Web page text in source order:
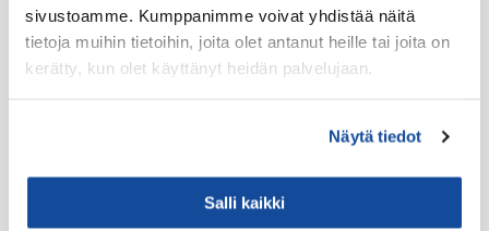
sivustoamme. Kumppanimme voivat yhdistää näitä
tietoja muihin tietoihin, joita olet antanut heille tai joita on
kerätty, kun olet käyttänyt heidän palvelujaan.
Näytä tiedot
Salli kaikki
Lataustarvikkeet
Lisäosat ja tarvikkeet
LTE Reitittimet